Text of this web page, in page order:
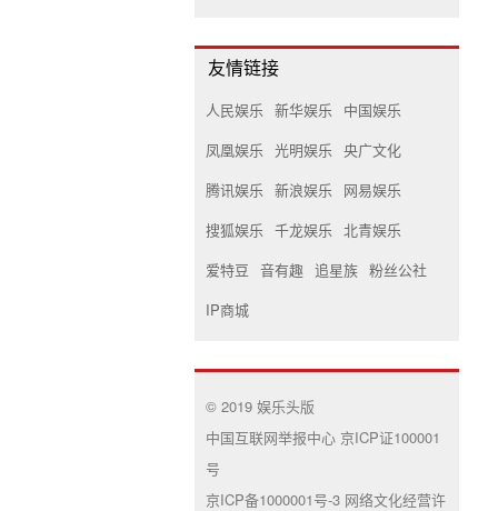
友情链接
人民娱乐 新华娱乐
中国娱乐
凤凰娱乐 光明娱乐 央广文化
腾讯娱乐 新浪娱乐
网易娱乐
搜狐娱乐 千龙娱乐 北青娱乐
爱特豆 音有趣 追星族 粉丝公社
IP商城
© 2019 娱乐头版
中国互联网举报中心 京ICP证100001
号
京ICP备1000001号-3 网络文化经营许